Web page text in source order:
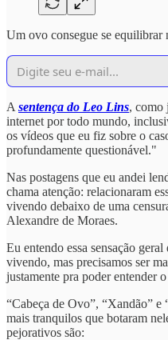
Um ovo consegue se equilibrar
A sentença do Leo Lins, como
internet por todo mundo,
os vídeos que eu fiz sobre o
profundamente questionável."
Nas postagens que eu andei
chama atenção: relacionaram
vivendo debaixo de uma
Alexandre de Moraes.
Eu entendo essa sensação
vivendo, mas precisamos ser
justamente pra poder entender
“Cabeça de Ovo”, “Xandão” e
mais tranquilos que botaram
pejorativos são: